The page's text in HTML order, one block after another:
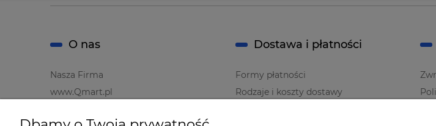
O nas
Nasza Firma
www.Qmart.pl
Dostawa i płatności
Formy płatności
Rodzaje i koszty dostawy